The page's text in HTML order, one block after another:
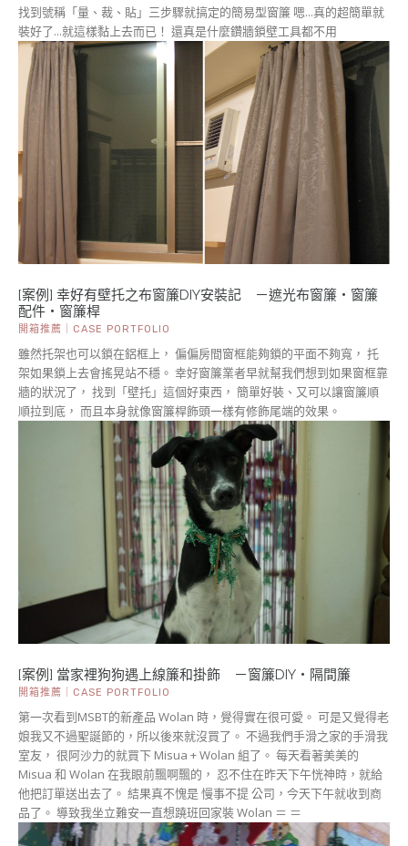
找到號稱「量、裁、貼」三步驟就搞定的簡易型窗簾 嗯...真的超簡單就
裝好了...就這樣黏上去而已！ 還真是什麼鑽牆鎖壁工具都不用
[案例] 幸好有壁托之布窗簾DIY安裝記 －遮光布窗簾・窗簾
配件・窗簾桿
開箱推薦｜CASE PORTFOLIO
雖然托架也可以鎖在鋁框上， 偏偏房間窗框能夠鎖的平面不夠寬， 托
架如果鎖上去會搖晃站不穩。 幸好窗簾業者早就幫我們想到如果窗框靠
牆的狀況了， 找到「壁托」這個好東西， 簡單好裝、又可以讓窗簾順
順拉到底， 而且本身就像窗簾桿飾頭一樣有修飾尾端的效果。
[案例] 當家裡狗狗遇上線簾和掛飾 －窗簾DIY・隔間簾
開箱推薦｜CASE PORTFOLIO
第一次看到MSBT的新產品 Wolan 時，覺得實在很可愛。 可是又覺得老
娘我又不過聖誕節的，所以後來就沒買了。 不過我們手滑之家的手滑我
室友， 很阿沙力的就買下 Misua + Wolan 組了。 每天看著美美的
Misua 和 Wolan 在我眼前飄啊飄的， 忍不住在昨天下午恍神時，就給
他把訂單送出去了。 結果真不愧是 慢事不提 公司，今天下午就收到商
品了。 導致我坐立難安一直想蹺班回家裝 Wolan ＝ ＝